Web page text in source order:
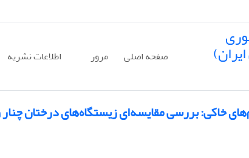
صفحه اصلی مرور اطلاعات نشریه
خاکی: بررسی مقایسه‌ای زیستگاه‌های درختان